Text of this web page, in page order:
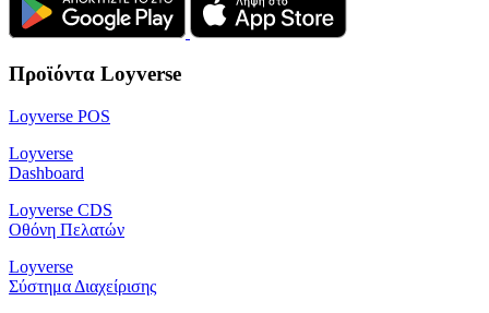
Προϊόντα Loyverse
Loyverse POS
Loyverse
Dashboard
Loyverse CDS
Οθόνη Πελατών
Loyverse
Σύστημα Διαχείρισης